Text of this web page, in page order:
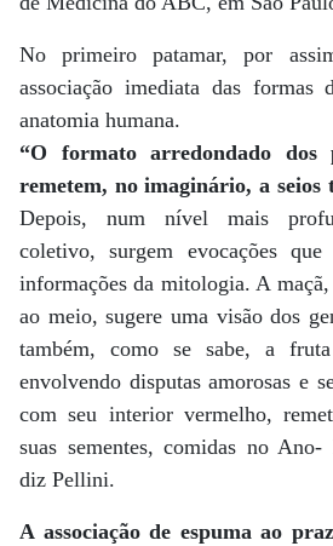
No primeiro patamar, por
associação imediata das formas
anatomia humana.
“O formato arredondado dos
remetem, no imaginário, a seios
Depois, num nível mais
coletivo, surgem evocações
informações da mitologia. A
ao meio, sugere uma visão dos
também, como se sabe, a
envolvendo disputas amorosas e
com seu interior vermelho,
suas sementes, comidas no
diz Pellini.
A associação de espuma ao